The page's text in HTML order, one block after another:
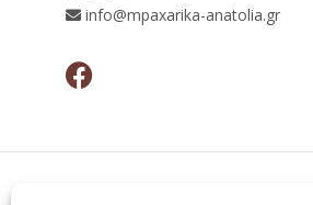
info@mpaxarika-anatolia.gr